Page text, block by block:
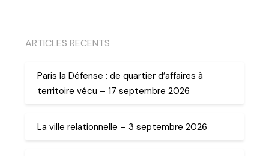
ARTICLES RECENTS
Paris la Défense : de quartier d’affaires à
territoire vécu – 17 septembre 2026
La ville relationnelle – 3 septembre 2026